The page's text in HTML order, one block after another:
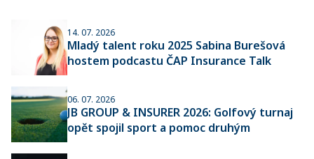
14. 07. 2026
Mladý talent roku 2025 Sabina Burešová
hostem podcastu ČAP Insurance Talk
06. 07. 2026
JB GROUP & INSURER 2026: Golfový turnaj
opět spojil sport a pomoc druhým